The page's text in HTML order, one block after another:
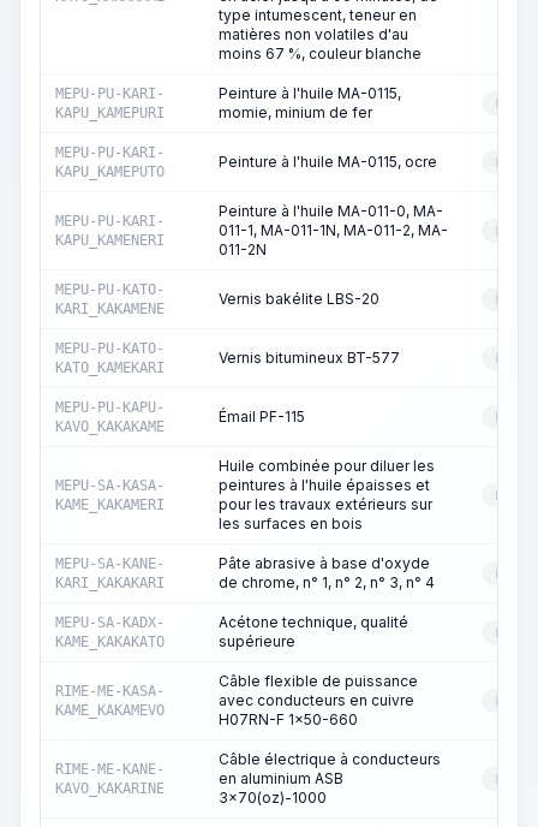
type intumescent, teneur en
matières non volatiles d'au
moins 67 %, couleur blanche
MEPU-PU-KARI-
KAPU_KAMEPURI
Peinture à l'huile MA-0115,
momie, minium de fer
MEPU-PU-KARI-
KAPU_KAMEPUTO
Peinture à l'huile MA-0115, ocre
MEPU-PU-KARI-
KAPU_KAMENERI
Peinture à l'huile MA-011-0, MA-
011-1, MA-011-1N, MA-011-2, MA-
011-2N
MEPU-PU-KATO-
KARI_KAKAMENE
Vernis bakélite LBS-20
MEPU-PU-KATO-
KATO_KAMEKARI
Vernis bitumineux BT-577
MEPU-PU-KAPU-
KAVO_KAKAKAME
Émail PF-115
MEPU-SA-KASA-
KAME_KAKAMERI
Huile combinée pour diluer les
peintures à l'huile épaisses et
pour les travaux extérieurs sur
les surfaces en bois
MEPU-SA-KANE-
KARI_KAKAKARI
Pâte abrasive à base d'oxyde
de chrome, n° 1, n° 2, n° 3, n° 4
MEPU-SA-KADX-
KAME_KAKAKATO
Acétone technique, qualité
supérieure
RIME-ME-KASA-
KAME_KAKAMEVO
Câble flexible de puissance
avec conducteurs en cuivre
H07RN-F 1x50-660
RIME-ME-KANE-
KAVO_KAKARINE
Câble électrique à conducteurs
en aluminium ASB
3x70(oz)-1000